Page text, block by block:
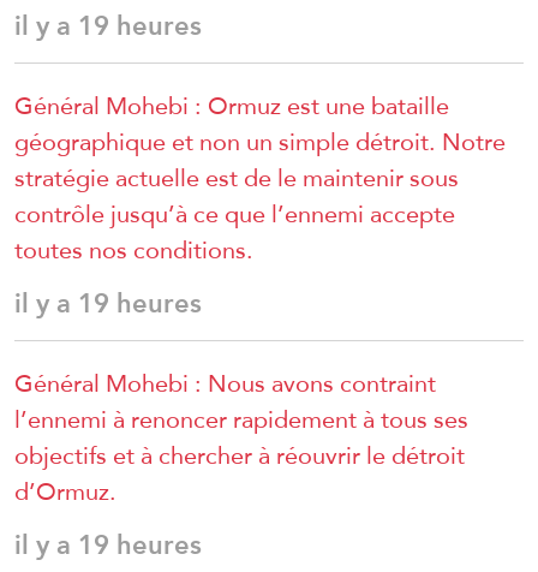
il y a 19 heures
Général Mohebi : Ormuz est une bataille
géographique et non un simple détroit. Notre
stratégie actuelle est de le maintenir sous
contrôle jusqu’à ce que l’ennemi accepte
toutes nos conditions.
il y a 19 heures
Général Mohebi : Nous avons contraint
l’ennemi à renoncer rapidement à tous ses
objectifs et à chercher à réouvrir le détroit
d’Ormuz.
il y a 19 heures